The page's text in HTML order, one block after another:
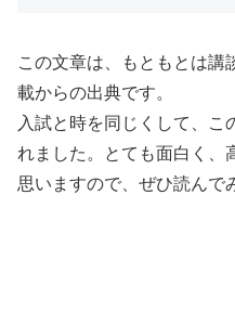
この文章は、もともとは講
載からの出典です。
入試と時を同じくして、こ
れました。とても面白く、
思いますので、ぜひ読んで